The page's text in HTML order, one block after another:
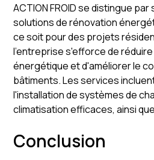
ACTION FROID se distingue
solutions de rénovation
ce soit pour des projets
l'entreprise s'efforce de
énergétique et d'améliorer le
bâtiments. Les services
l'installation de systèmes de
climatisation efficaces, ainsi
Conclusion